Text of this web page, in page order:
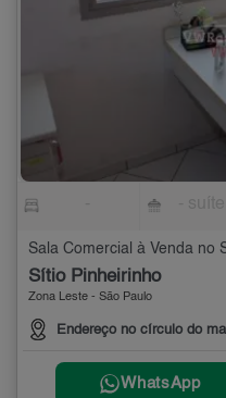
Sala Comercial à Venda no
Sítio Pinheirinho
Zona Leste - São Paulo
Endereço no círculo do
WhatsApp